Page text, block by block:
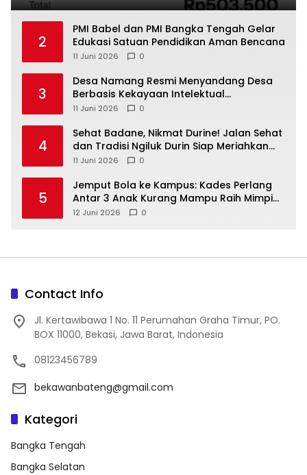
2
‎PMI Babel dan PMI Bangka Tengah Gelar
Edukasi Satuan Pendidikan Aman Bencana
11 Juni 2026 0
3
‎Desa Namang Resmi Menyandang Desa
Berbasis Kekayaan Intelektual
Kementerian Hukum RI
11 Juni 2026 0
4
‎Sehat Badane, Nikmat Durine! Jalan Sehat
dan Tradisi Ngiluk Durin Siap Meriahkan
Bangka Tengah
11 Juni 2026 0
5
Jemput Bola ke Kampus: Kades Perlang
Antar 3 Anak Kurang Mampu Raih Mimpi
Kuliah
12 Juni 2026 0
Contact Info
Jl. Kertawibawa 1 No. 11 Perumahan Graha Timur, PO.
BOX 11000, Bekasi, Jawa Barat, Indonesia
08123456789
bekawanbateng@gmail.com
Kategori
Bangka Tengah
Bangka Selatan